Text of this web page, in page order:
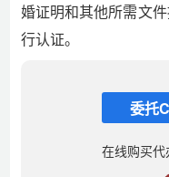
婚证明和其他所需文
行认证。
委托
在线购买